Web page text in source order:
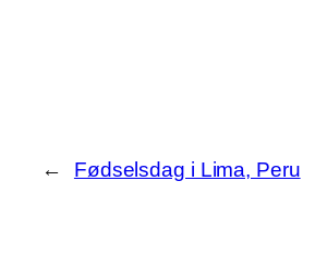
← Fødselsdag i Lima, Peru